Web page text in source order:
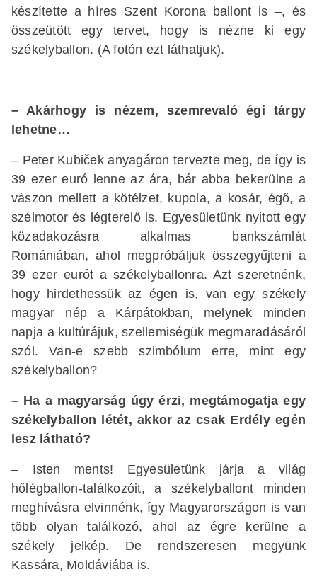
készítette a híres Szent Korona ballont is –, és
összeütött egy tervet, hogy is nézne ki egy
székelyballon. (A fotón ezt láthatjuk).
– Akárhogy is nézem, szemrevaló égi tárgy
lehetne…
– Peter Kubiček anyagáron tervezte meg, de így is
39 ezer euró lenne az ára, bár abba bekerülne a
vászon mellett a kötélzet, kupola, a kosár, égő, a
szélmotor és légterelő is. Egyesületünk nyitott egy
közadakozásra alkalmas bankszámlát
Romániában, ahol megpróbáljuk összegyűjteni a
39 ezer eurót a székelyballonra. Azt szeretnénk,
hogy hirdethessük az égen is, van egy székely
magyar nép a Kárpátokban, melynek minden
napja a kultúrájuk, szellemiségük megmaradásáról
szól. Van-e szebb szimbólum erre, mint egy
székelyballon?
– Ha a magyarság úgy érzi, megtámogatja egy
székelyballon létét, akkor az csak Erdély egén
lesz látható?
– Isten ments! Egyesületünk járja a világ
hőlégballon-találkozóit, a székelyballont minden
meghívásra elvinnénk, így Magyarországon is van
több olyan találkozó, ahol az égre kerülne a
székely jelkép. De rendszeresen megyünk
Kassára, Moldáviába is.